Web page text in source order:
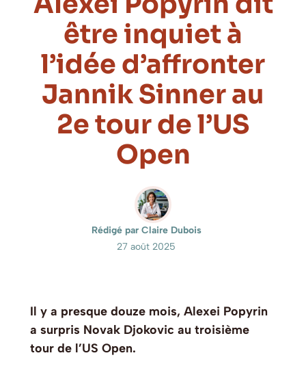
être inquiet à
l’idée d’affronter
Jannik Sinner au
2e tour de l’US
Open
Rédigé par Claire Dubois
27 août 2025
Il y a presque douze mois, Alexei Popyrin
a surpris Novak Djokovic au troisième
tour de l’US Open.